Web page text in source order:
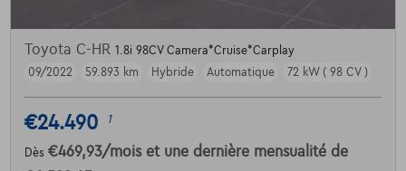
Toyota C-HR 1.8i 98CV Camera*Cruise*Carplay
09/2022
59.893 km Hybride Automatique 72 kW ( 98 CV )
€24.490 1
Dès €469,93/mois et une dernière mensualité de